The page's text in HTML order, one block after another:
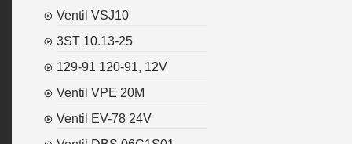
Ventil VSJ10
3ST 10.13-25
129-91 120-91, 12V
Ventil VPE 20M
Ventil EV-78 24V